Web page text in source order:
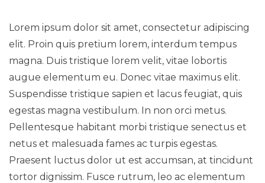
Blog
Lorem ipsum dolor sit amet, consectetur adipiscing
elit. Proin quis pretium lorem, interdum tempus
magna. Duis tristique lorem velit, vitae lobortis
augue elementum eu. Donec vitae maximus elit.
Suspendisse tristique sapien et lacus feugiat, quis
egestas magna vestibulum. In non orci metus.
Pellentesque habitant morbi tristique senectus et
netus et malesuada fames ac turpis egestas.
Praesent luctus dolor ut est accumsan, at tincidunt
tortor dignissim. Fusce rutrum, leo ac elementum